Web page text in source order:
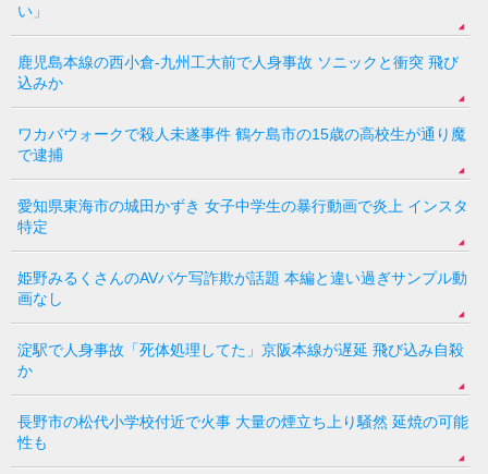
い」
鹿児島本線の西小倉-九州工大前で人身事故 ソニックと衝突 飛び
込みか
ワカバウォークで殺人未遂事件 鶴ケ島市の15歳の高校生が通り魔
で逮捕
愛知県東海市の城田かずき 女子中学生の暴行動画で炎上 インスタ
特定
姫野みるくさんのAVパケ写詐欺が話題 本編と違い過ぎサンプル動
画なし
淀駅で人身事故「死体処理してた」京阪本線が遅延 飛び込み自殺
か
長野市の松代小学校付近で火事 大量の煙立ち上り騒然 延焼の可能
性も